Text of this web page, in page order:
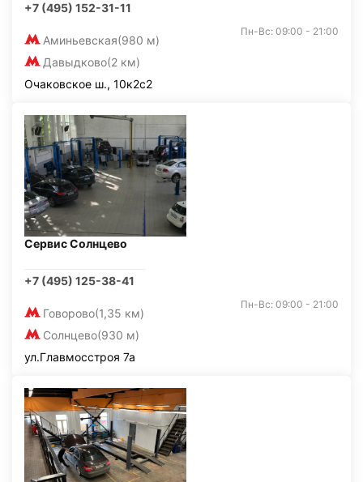
+7 (495) 152-31-11
Аминьевская(980 м)
Давыдково(2 км)
Пн-Вс: 09:00 - 21:00
Очаковское ш., 10к2с2
Сервис Солнцево
+7 (495) 125-38-41
Говорово(1,35 км)
Солнцево(930 м)
Пн-Вс: 09:00 - 21:00
ул.Главмосстроя 7а